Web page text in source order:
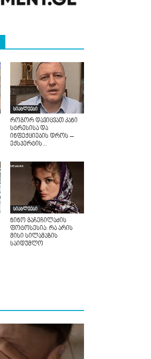
სიახლეები
როგორ დავიცვათ კანი
სტრესისა და
ინფექციების დროს –
ექსპერტის...
სიახლეები
ნინო გაჩეჩილაძის
ფოტოსესია: რა არის
მისი სილამაზის
საიდუმლო